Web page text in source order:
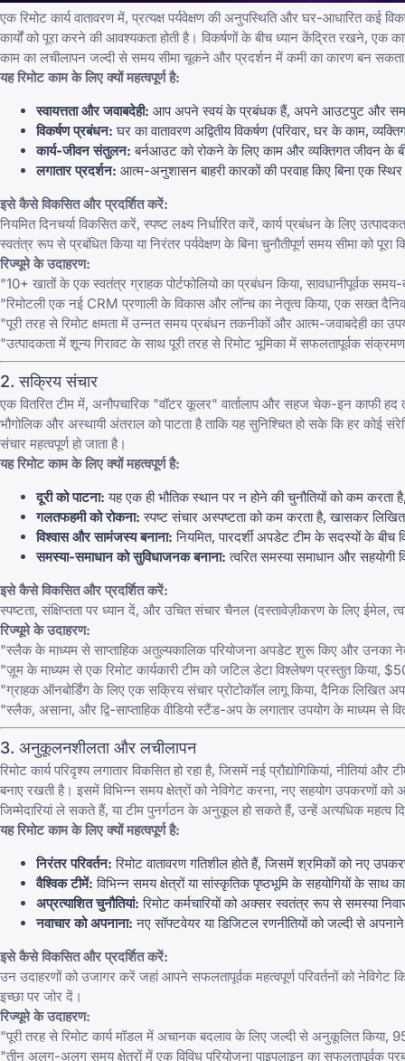
एक रिमोट कार्य वातावरण में, प्रत्यक्ष पर्यवेक्षण की अनुपस्थिति और घर-आधारित
कार्यों को पूरा करने की आवश्यकता होती है। विकर्षणों के बीच ध्यान केंद्रित रखने,
काम का लचीलापन जल्दी से समय सीमा चूकने और प्रदर्शन में कमी का कारण बन
यह रिमोट काम के लिए क्यों महत्वपूर्ण है:
स्वायत्तता और जवाबदेही: आप अपने स्वयं के प्रबंधक हैं, अपने आउटपुट और समय
विकर्षण प्रबंधन: घर का वातावरण अद्वितीय विकर्षण (परिवार, घर के काम,
कार्य-जीवन संतुलन: बर्नआउट को रोकने के लिए काम और व्यक्तिगत जीवन के
लगातार प्रदर्शन: आत्म-अनुशासन बाहरी कारकों की परवाह किए बिना एक
इसे कैसे विकसित और प्रदर्शित करें:
नियमित दिनचर्या विकसित करें, स्पष्ट लक्ष्य निर्धारित करें, कार्य प्रबंधन के लिए
स्वतंत्र रूप से प्रबंधित किया या निरंतर पर्यवेक्षण के बिना चुनौतीपूर्ण समय सीमा को पूरा
रिज्यूमे के उदाहरण:
"10+ खातों के एक स्वतंत्र ग्राहक पोर्टफोलियो का प्रबंधन किया, सावधानीपूर्वक
"रिमोटली एक नई CRM प्रणाली के विकास और लॉन्च का नेतृत्व किया, एक सख्त
"पूरी तरह से रिमोट क्षमता में उन्नत समय प्रबंधन तकनीकों और आत्म-जवाबदेही का
"उत्पादकता में शून्य गिरावट के साथ पूरी तरह से रिमोट भूमिका में सफलतापूर्वक
2. सक्रिय संचार
एक वितरित टीम में, अनौपचारिक "वॉटर कूलर" वार्तालाप और सहज चेक-इन काफी
भौगोलिक और अस्थायी अंतराल को पाटता है ताकि यह सुनिश्चित हो सके कि हर
संचार महत्वपूर्ण हो जाता है।
यह रिमोट काम के लिए क्यों महत्वपूर्ण है:
दूरी को पाटना: यह एक ही भौतिक स्थान पर न होने की चुनौतियों को कम
गलतफहमी को रोकना: स्पष्ट संचार अस्पष्टता को कम करता है, खासकर
विश्वास और सामंजस्य बनाना: नियमित, पारदर्शी अपडेट टीम के सदस्यों के बीच
समस्या-समाधान को सुविधाजनक बनाना: त्वरित समस्या समाधान और
इसे कैसे विकसित और प्रदर्शित करें:
स्पष्टता, संक्षिप्तता पर ध्यान दें, और उचित संचार चैनल (दस्तावेज़ीकरण के लिए
रिज्यूमे के उदाहरण:
"स्लैक के माध्यम से साप्ताहिक अतुल्यकालिक परियोजना अपडेट शुरू किए और उनका
"ज़ूम के माध्यम से एक रिमोट कार्यकारी टीम को जटिल डेटा विश्लेषण प्रस्तुत किया,
"ग्राहक ऑनबोर्डिंग के लिए एक सक्रिय संचार प्रोटोकॉल लागू किया, दैनिक लिखित
"स्लैक, असाना, और द्वि-साप्ताहिक वीडियो स्टैंड-अप के लगातार उपयोग के माध्यम
3. अनुकूलनशीलता और लचीलापन
रिमोट कार्य परिदृश्य लगातार विकसित हो रहा है, जिसमें नई प्रौद्योगिकियां,
बनाए रखती है। इसमें विभिन्न समय क्षेत्रों को नेविगेट करना, नए सहयोग उपकरणों
जिम्मेदारियां ले सकते हैं, या टीम पुनर्गठन के अनुकूल हो सकते हैं, उन्हें अत्यधिक महत्व
यह रिमोट काम के लिए क्यों महत्वपूर्ण है:
निरंतर परिवर्तन: रिमोट वातावरण गतिशील होते हैं, जिसमें श्रमिकों को नए
वैश्विक टीमें: विभिन्न समय क्षेत्रों या सांस्कृतिक पृष्ठभूमि के सहयोगियों के
अप्रत्याशित चुनौतियां: रिमोट कर्मचारियों को अक्सर स्वतंत्र रूप से समस्या
नवाचार को अपनाना: नए सॉफ्टवेयर या डिजिटल रणनीतियों को जल्दी से
इसे कैसे विकसित और प्रदर्शित करें:
उन उदाहरणों को उजागर करें जहां आपने सफलतापूर्वक महत्वपूर्ण परिवर्तनों को नेविगेट
इच्छा पर जोर दें।
रिज्यूमे के उदाहरण:
"पूरी तरह से रिमोट कार्य मॉडल में अचानक बदलाव के लिए जल्दी से अनुकूलित किया,
"तीन अलग-अलग समय क्षेत्रों में एक विविध परियोजना पाइपलाइन का सफलतापूर्वक